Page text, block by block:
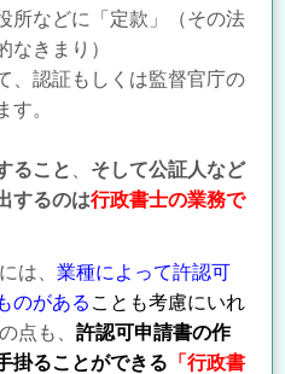
所などに「定款」（その法
なきまり）
、認証もしくは監督官庁の
す。
ること
そして公証人など
するのは行政書士の業務で
は、 業種によって許認可
のがある こ とも考慮にいれ
点も、 許認可申請書の作
掛ることができる 「 行政書